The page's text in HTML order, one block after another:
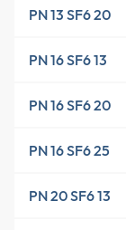
PN 13 SF6 20
PN 16 SF6 13
PN 16 SF6 20
PN 16 SF6 25
PN 20 SF6 13